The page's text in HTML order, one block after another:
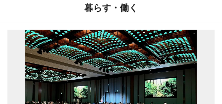
暮らす・働く